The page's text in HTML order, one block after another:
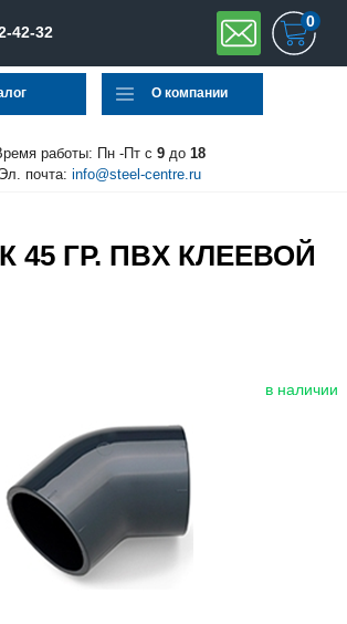
42-32
0
О компании
работы: Пн -Пт с 9 до 18
Эл. почта: info@steel-centre.ru
45 ГР. ПВX КЛЕЕВОЙ
в наличии